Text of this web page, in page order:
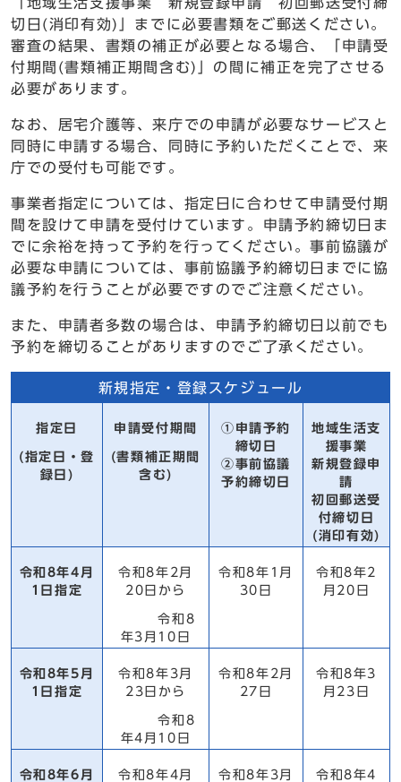
切日(消印有効)」までに必要書類をご郵送ください。
審査の結果、書類の補正が必要となる場合、「申請受
付期間(書類補正期間含む)」の間に補正を完了させる
必要があります。
なお、居宅介護等、来庁での申請が必要なサービスと
同時に申請する場合、同時に予約いただくことで、来
庁での受付も可能です。
事業者指定については、指定日に合わせて申請受付期
間を設けて申請を受付けています。申請予約締切日ま
でに余裕を持って予約を行ってください。事前協議が
必要な申請については、事前協議予約締切日までに協
議予約を行うことが必要ですのでご注意ください。
また、申請者多数の場合は、申請予約締切日以前でも
予約を締切ることがありますのでご了承ください。
新規指定・登録スケジュール
指定日
(指定日・登
録日)
申請受付期間
(書類補正期間
含む)
①申請予約
締切日
②事前協議
予約締切日
地域生活支
援事業
新規登録申
請
初回郵送受
付締切日
(消印有効)
令和8年4月
1日指定
令和8年2月
20日から
令和8
年3月10日
令和8年1月
30日
令和8年2
月20日
令和8年5月
1日指定
令和8年3月
23日から
令和8
年4月10日
令和8年2月
27日
令和8年3
月23日
令和8年6月
令和8年4月
令和8年3月
令和8年4